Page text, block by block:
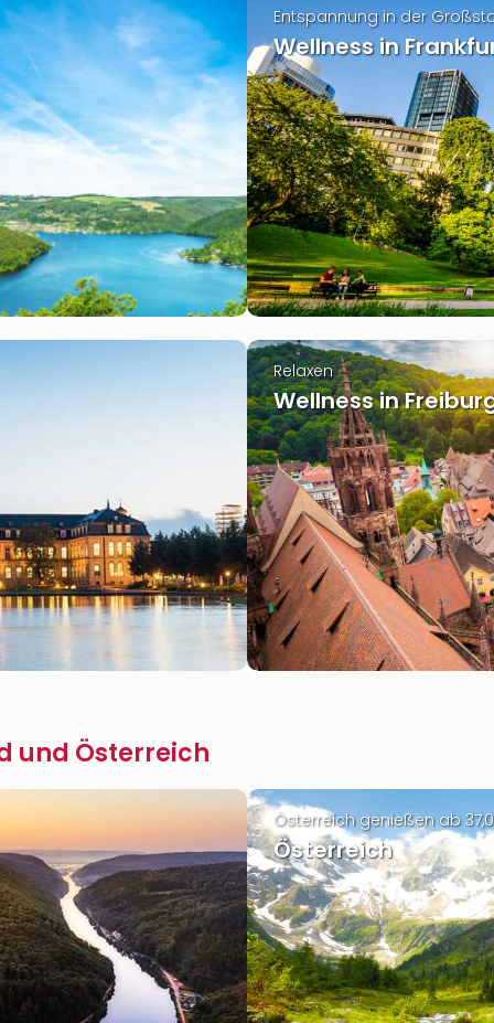
Entspannung in der
Wellness in
Relaxen
Wellness in
und Österreich
Österreich genießen ab
Österreich